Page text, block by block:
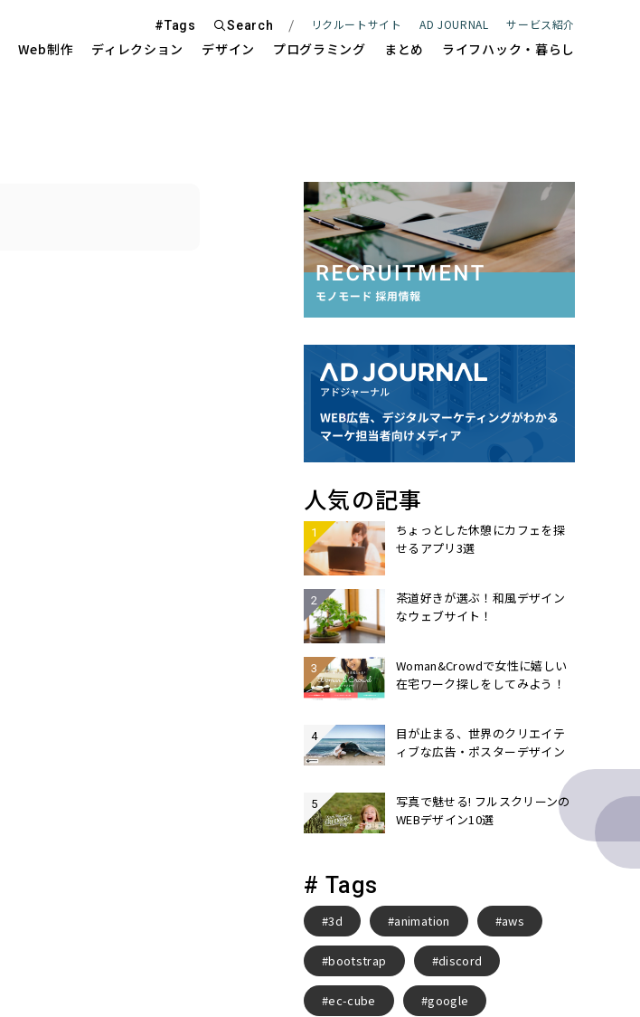
Web制作 ディレクション デザイン プログラミング まとめ ライフハック・暮らし
#Tags Search リクルートサイト AD JOURNAL サービス紹介
ECサイト制作
Site Management
人気の記事
ちょっとした休憩にカフェを探
せるアプリ3選
茶道好きが選ぶ！和風デザイン
なウェブサイト！
Woman&Crowdで女性に嬉しい
在宅ワーク探しをしてみよう！
目が止まる、世界のクリエイテ
ィブな広告・ポスターデザイン
写真で魅せる! フルスクリーンの
WEBデザイン10選
# Tags
3d animation aws
bootstrap discord
ec-cube google